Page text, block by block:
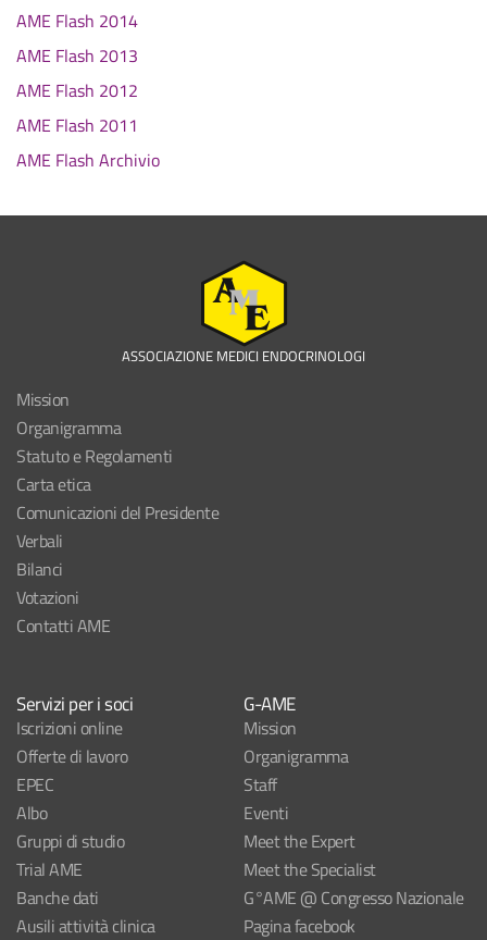
AME Flash 2014
AME Flash 2013
AME Flash 2012
AME Flash 2011
AME Flash Archivio
ASSOCIAZIONE MEDICI ENDOCRINOLOGI
Mission
Organigramma
Statuto e Regolamenti
Carta etica
Comunicazioni del Presidente
Verbali
Bilanci
Votazioni
Contatti AME
Servizi per i soci
Iscrizioni online
Offerte di lavoro
EPEC
Albo
Gruppi di studio
Trial AME
Banche dati
Ausili attività clinica
G-AME
Mission
Organigramma
Staff
Eventi
Meet the Expert
Meet the Specialist
G°AME @ Congresso Nazionale
Pagina facebook